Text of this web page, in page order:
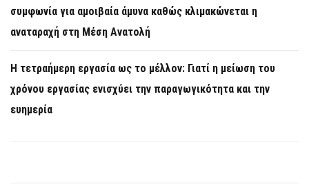
συμφωνία για αμοιβαία άμυνα καθώς κλιμακώνεται η
αναταραχή στη Μέση Ανατολή
Η τετραήμερη εργασία ως το μέλλον: Γιατί η μείωση του
χρόνου εργασίας ενισχύει την παραγωγικότητα και την
ευημερία